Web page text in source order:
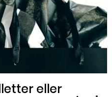
eller